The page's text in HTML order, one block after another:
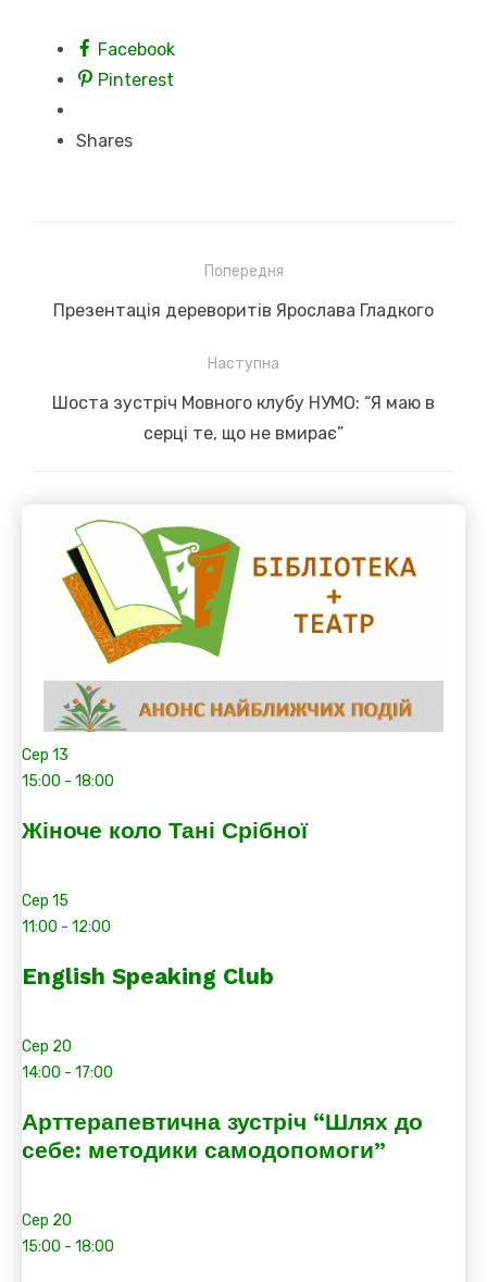
Facebook
Pinterest
Shares
записів
Попередня
Previous
Презентація дереворитів Ярослава Гладкого
Наступна
Next
Шоста зустріч Мовного клубу НУМО: “Я маю в
серці те, що не вмирає”
Сер 13
15:00 - 18:00
Жіноче коло Тані Срібної
Сер 15
11:00 - 12:00
English Speaking Club
Сер 20
14:00 - 17:00
Арттерапевтична зустріч “Шлях до
себе: методики самодопомоги”
Сер 20
15:00 - 18:00